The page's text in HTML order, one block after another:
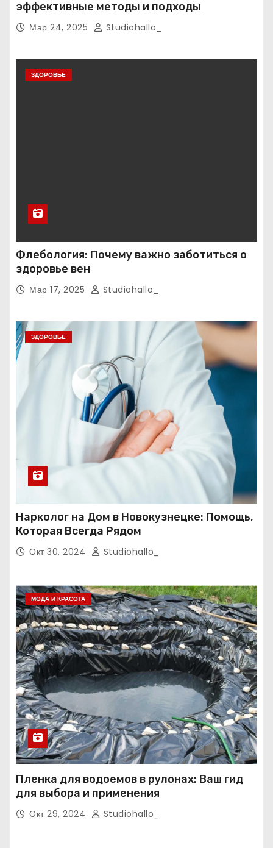
эффективные методы и подходы
Мар 24, 2025 Studiohallo_
ЗДОРОВЬЕ
Флебология: Почему важно заботиться о
здоровье вен
Мар 17, 2025 Studiohallo_
ЗДОРОВЬЕ
Нарколог на Дом в Новокузнецке: Помощь,
Которая Всегда Рядом
Окт 30, 2024 Studiohallo_
МОДА И КРАСОТА
Пленка для водоемов в рулонах: Ваш гид
для выбора и применения
Окт 29, 2024 Studiohallo_